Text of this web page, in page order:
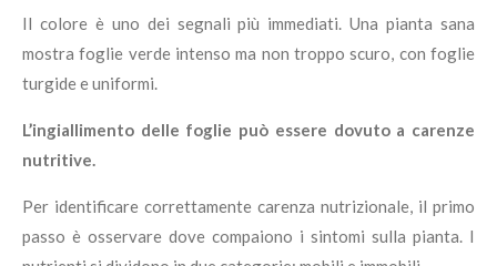
Il colore è uno dei segnali più immediati. Una pianta sana
mostra foglie verde intenso ma non troppo scuro, con foglie
turgide e uniformi.
L’ingiallimento delle foglie può essere dovuto a carenze
nutritive.
Per identificare correttamente carenza nutrizionale, il primo
passo è osservare dove compaiono i sintomi sulla pianta. I